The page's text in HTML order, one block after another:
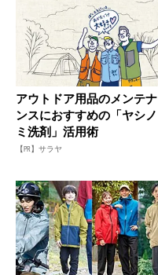
アウトドア用品のメンテナ
ンスにおすすめの「ヤシノ
ミ洗剤」活用術
【PR】サラヤ